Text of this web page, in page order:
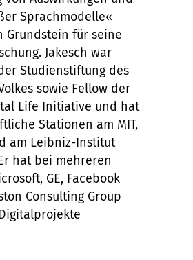
Sprachmodelle«
Grundstein für seine
Jakesch war
Studienstiftung des
sowie Fellow der
Life Initiative und hat
Stationen am MIT,
am Leibniz-Institut
hat bei mehreren
GE, Facebook
Consulting Group